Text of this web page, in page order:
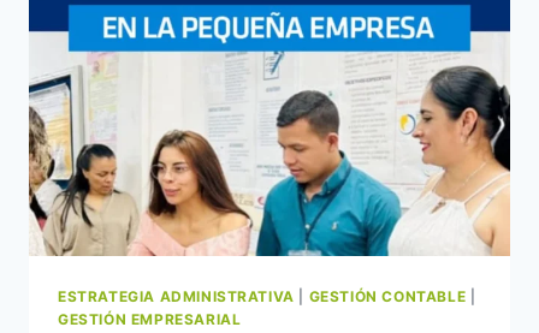
2025
ESTRATEGIA ADMINISTRATIVA GESTIÓN CONTABLE
GESTIÓN EMPRESARIAL